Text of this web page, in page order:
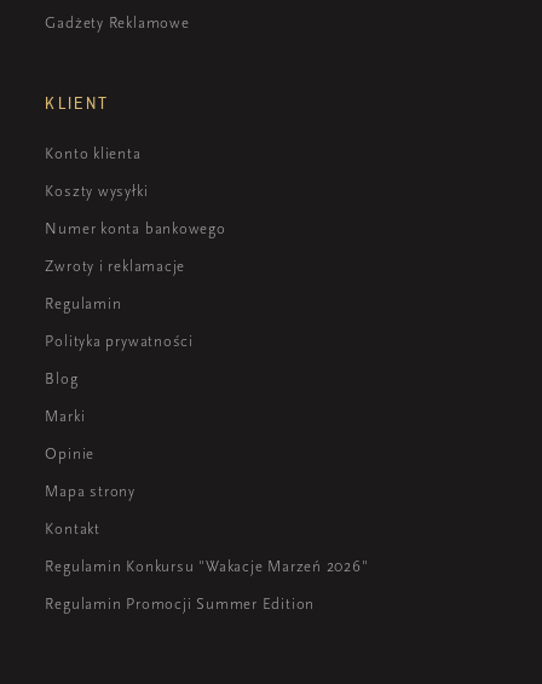
Gadżety Reklamowe
KLIENT
Konto klienta
Koszty wysyłki
Numer konta bankowego
Zwroty i reklamacje
Regulamin
Polityka prywatności
Blog
Marki
Opinie
Mapa strony
Kontakt
Regulamin Konkursu "Wakacje Marzeń 2026"
Regulamin Promocji Summer Edition